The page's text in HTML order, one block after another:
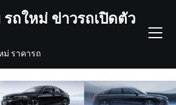
ถใหม่ ข่าวรถเปิดตัว
ม่ ราคารถ